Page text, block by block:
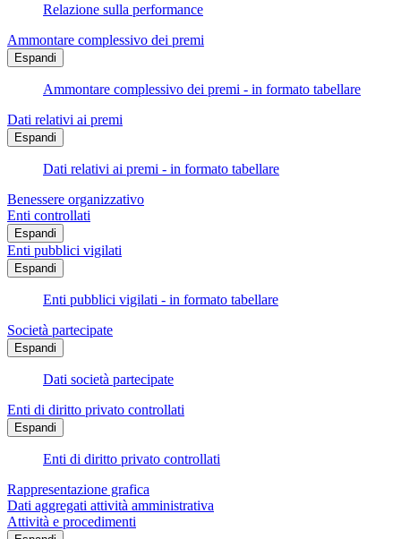
Relazione sulla performance
Ammontare complessivo dei premi
Espandi
Ammontare complessivo dei premi - in formato tabellare
Dati relativi ai premi
Espandi
Dati relativi ai premi - in formato tabellare
Benessere organizzativo
Enti controllati
Espandi
Enti pubblici vigilati
Espandi
Enti pubblici vigilati - in formato tabellare
Società partecipate
Espandi
Dati società partecipate
Enti di diritto privato controllati
Espandi
Enti di diritto privato controllati
Rappresentazione grafica
Dati aggregati attività amministrativa
Attività e procedimenti